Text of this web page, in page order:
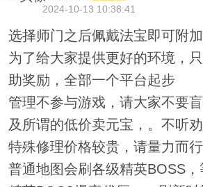
2024-10-13 10:38:41
选择师门之后佩戴法宝即可附
为了给大家提供更好的环境，
助奖励，全部一个平台起步
管理不参与游戏，请大家不要
及所谓的低价卖元宝，。不听
特殊修理价格较贵，请量力而行
普通地图会刷各级精英BOSS